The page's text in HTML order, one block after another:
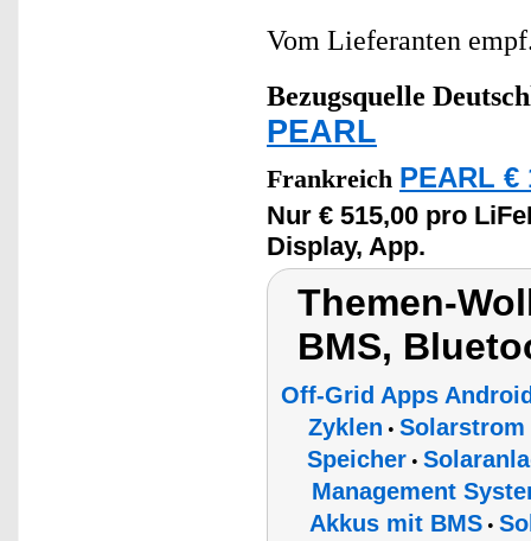
Vom Lieferanten
Bezugsquelle
PEARL
Frankreich PEARL €
Nur € 515,00 pro
Display, App.
Themen-
BMS,
Off-Grid Apps
Zyklen • Solarstrom
Speicher•
Management
Akkus mit BMS •